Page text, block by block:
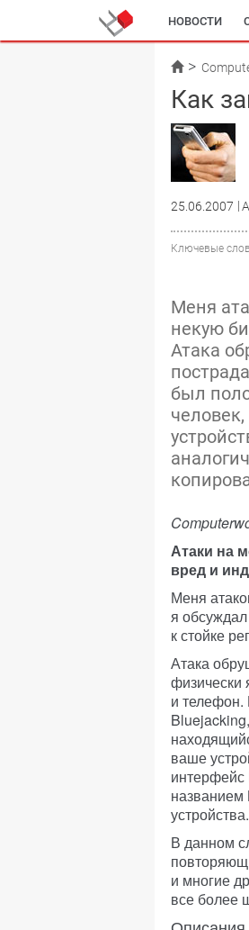
НОВОСТИ
Как
25.06.2007
Ключевые
Меня
некую
Атака
был
Атаки на
вред и
Меня
я
к стойке
Атака
физически
и телефон.
ваше
интерфейс
названием
устройства.
В данном
и многие
все более